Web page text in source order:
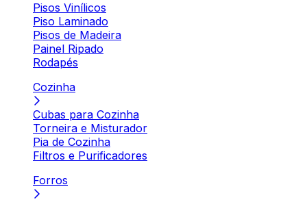
Pisos Vinílicos
Piso Laminado
Pisos de Madeira
Painel Ripado
Rodapés
Cozinha
Cubas para Cozinha
Torneira e Misturador
Pia de Cozinha
Filtros e Purificadores
Forros